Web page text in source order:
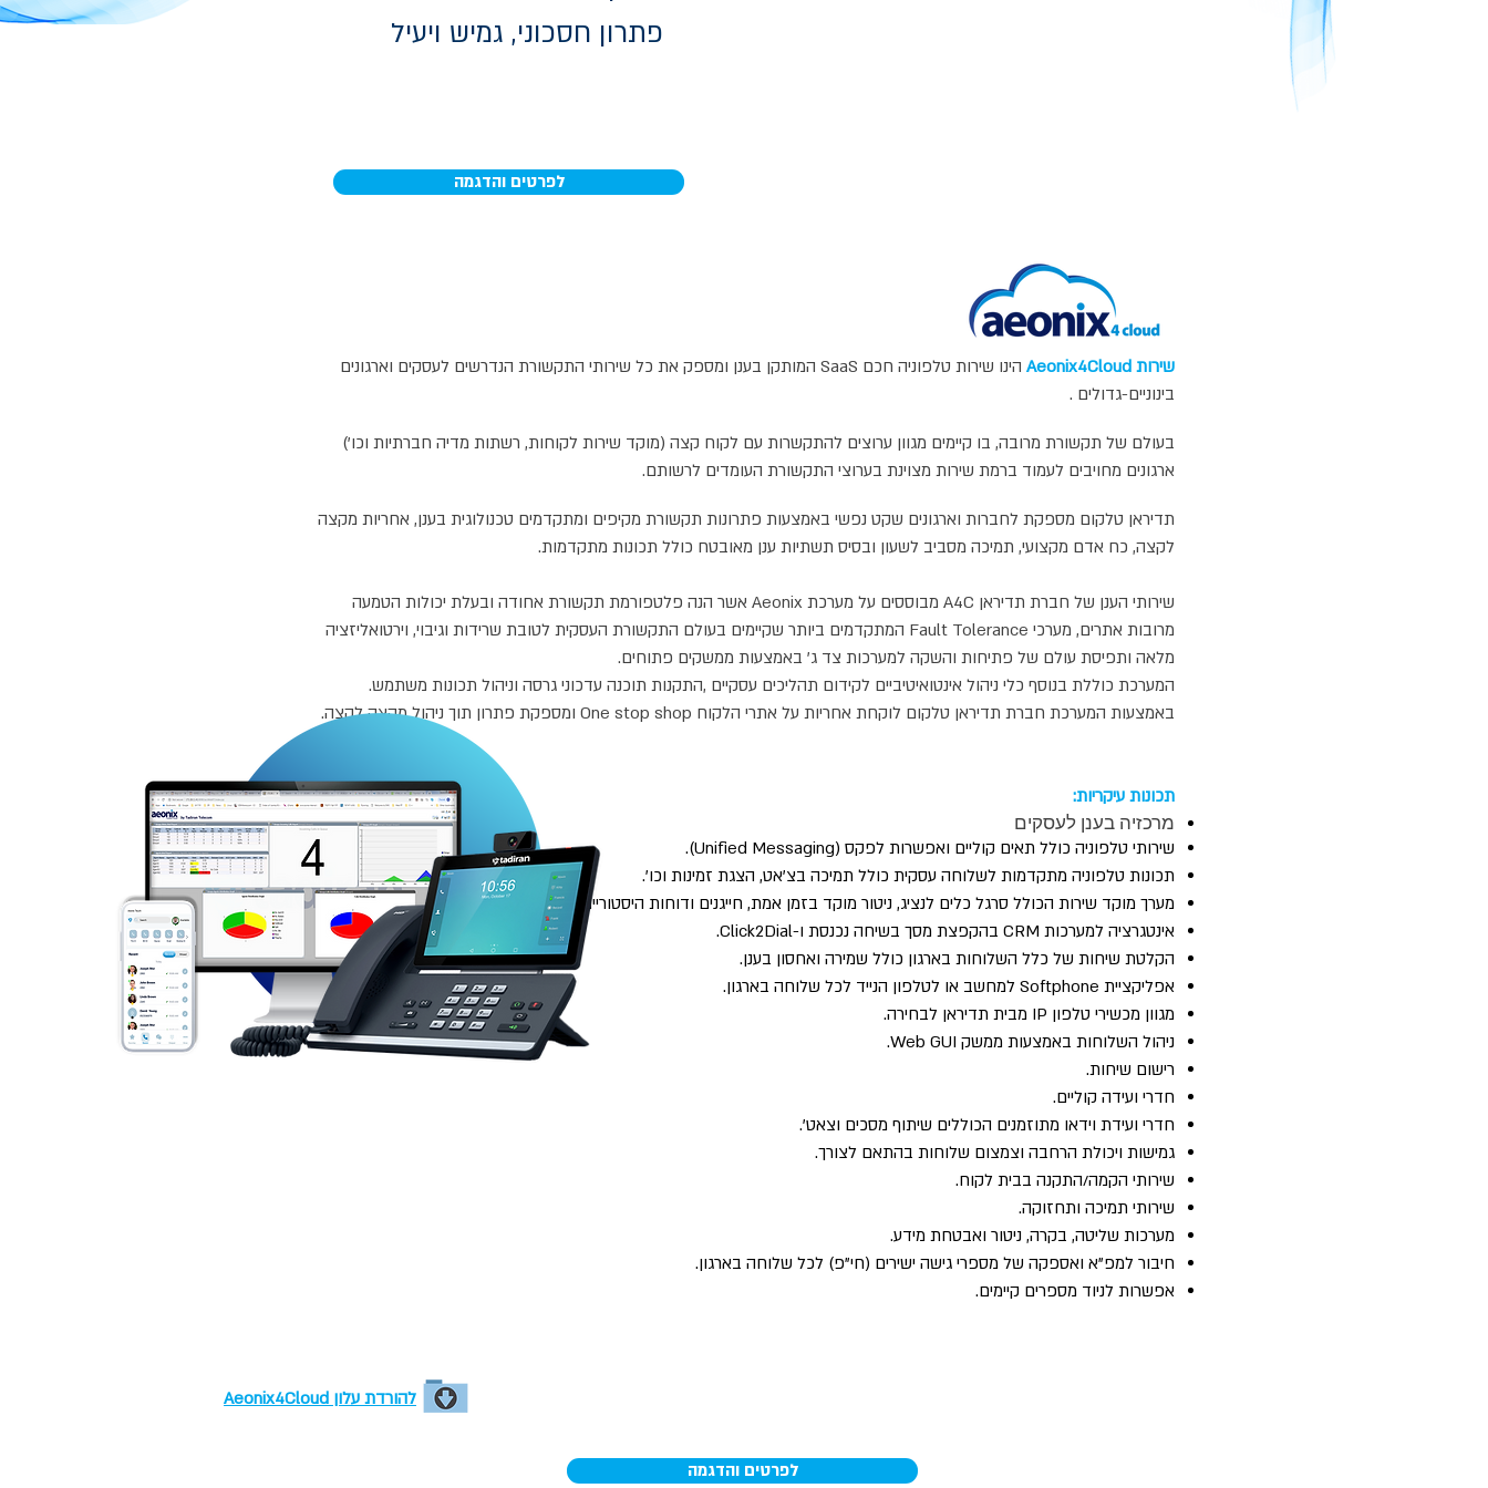
פתרון חסכוני, גמיש ויעיל
לפרטים והדגמה
שירות Aeonix4Cloud
הינו שירות טלפוניה חכם SaaS המותקן בענן ומספק את כל שירותי התקשורת הנדרשים לעסקים וארגונים
בינוניים-גדולים .
בעולם של תקשורת מרובה, בו קיימים מגוון ערוצים להתקשרות עם לקוח קצה (מוקד שירות לקוחות, רשתות מדיה חברתיות וכו')
ארגונים מחויבים לעמוד ברמת שירות מצוינת בערוצי התקשורת העומדים לרשותם.
תדיראן טלקום מספקת לחברות וארגונים שקט נפשי באמצעות פתרונות תקשורת מקיפים ומתקדמים טכנולוגית בענן, אחריות מקצה
לקצה, כח אדם מקצועי, תמיכה מסביב לשעון ובסיס תשתיות ענן מאובטח כולל תכונות מתקדמות.
שירותי הענן של חברת תדיראן A4C מבוססים על מערכת Aeonix אשר הנה פלטפורמת תקשורת אחודה ובעלת יכולות הטמעה
מרובות אתרים, מערכי Fault Tolerance המתקדמים ביותר שקיימים בעולם התקשורת העסקית לטובת שרידות וגיבוי, וירטואליזציה
מלאה ותפיסת עולם של פתיחות והשקה למערכות צד ג' באמצעות ממשקים פתוחים.
המערכת כוללת בנוסף כלי ניהול אינטואיטיביים לקידום תהליכים עסקיים ,התקנות תוכנה עדכוני גרסה וניהול תכונות משתמש.
באמצעות המערכת חברת תדיראן טלקום לוקחת אחריות על אתרי הלקוח One stop shop ומספקת פתרון תוך ניהול מקצה לקצה.
תכונות עיקריות:
מרכזיה בענן לעסקים
שירותי טלפוניה כולל תאים קוליים ואפשרות לפקס (Unified Messaging).
תכונות טלפוניה מתקדמות לשלוחה עסקית כולל תמיכה בצ'אט, הצגת זמינות וכו'.
מערך מוקד שירות הכולל סרגל כלים לנציג, ניטור מוקד בזמן אמת, חייגנים ודוחות היסטוריים.
אינטגרציה למערכות CRM בהקפצת מסך בשיחה נכנסת ו-Click2Dial.
הקלטת שיחות של כלל השלוחות בארגון כולל שמירה ואחסון בענן.
אפליקציית Softphone למחשב או לטלפון הנייד לכל שלוחה בארגון.
מגוון מכשירי טלפון IP מבית תדיראן לבחירה.
ניהול השלוחות באמצעות ממשק Web GUI.
רישום שיחות.
חדרי ועידה קוליים.
חדרי ועידת וידאו מתוזמנים הכוללים שיתוף מסכים וצאט'.
גמישות ויכולת הרחבה וצמצום שלוחות בהתאם לצורך.
שירותי הקמה/התקנה בבית לקוח.
שירותי תמיכה ותחזוקה.
מערכות שליטה, בקרה, ניטור ואבטחת מידע.
חיבור למפ"א ואספקה של מספרי גישה ישירים (חי"פ) לכל שלוחה בארגון.
אפשרות לניוד מספרים קיימים.
להורדת עלון Aeonix4Cloud
לפרטים והדגמה